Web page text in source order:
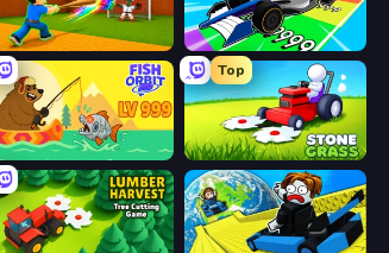
Baseball For Brainrot Obby Car Challenge: Drive
Fish Orbit
Top
Stone Grass: Mowing Simulator